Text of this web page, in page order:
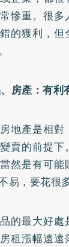
慘重。很多
的獲利，
房產：有利
地產是相對
賣的前提
然是有可
易，要花很
的最大好
租漲幅遠